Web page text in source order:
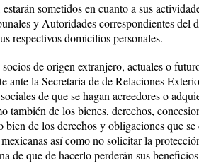
sometidos en cuanto a sus
y Autoridades correspondientes del
respectivos domicilios personales.
de origen extranjero, actuales o
ante la Secretaria de de Relaciones
de que se hagan acreedores o
también de los bienes, derechos,
bien de los derechos y obligaciones que
así como no solicitar la
de que de hacerlo perderán sus